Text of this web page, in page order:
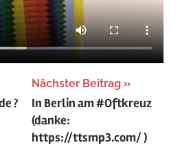
?
Nächster Beitrag
In Berlin am #Oftkreuz
(danke:
https://ttsmp3.com/ )